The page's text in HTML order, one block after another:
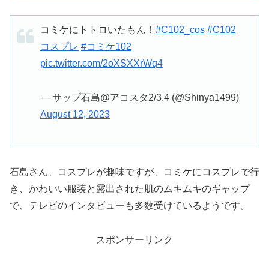
コミケにトトロいたもん！ #C102_cos #C102
コスプレ #コミケ102
pic.twitter.com/2oXSXXrWq4
— サップ石島@アコスタ2/3.4 (@Shinya1499)
August 12, 2023
石島さん、コスプレが趣味ですが、コミケにコスプレで行
き、かわいい服装と露出された肌のムキムキのギャップ
で、テレビのインタビューも多数受けているようです。
スポンサーリンク